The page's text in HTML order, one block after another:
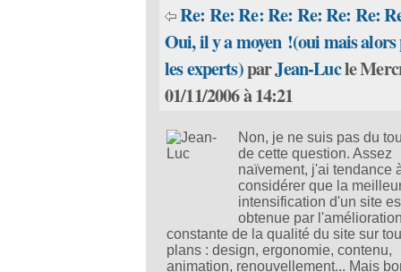
Re: Re: Re: Re: Re: Re: Re:
Oui, il y a moyen !(oui mais
les experts)parJean-Lucle
01/11/2006 à 14:21
Non, je ne suis pas du
de cette question. Assez
naïvement, j'ai tendance
considérer que la
intensification d'un site
obtenue par
constante de la qualité du site sur
plans : design, ergonomie, contenu,
animation, renouvellement... Mais